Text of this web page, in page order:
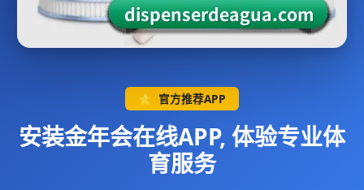
⭐ 官方推荐APP
安装金年会在线APP, 体验专业体
育服务